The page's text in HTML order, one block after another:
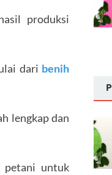
produksi
dari benih
lengkap dan
petani untuk